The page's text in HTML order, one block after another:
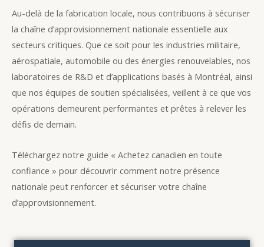
Au-delà de la fabrication locale, nous contribuons à sécuriser
la chaîne d’approvisionnement nationale essentielle aux
secteurs critiques. Que ce soit pour les industries militaire,
aérospatiale, automobile ou des énergies renouvelables, nos
laboratoires de R&D et d’applications basés à Montréal, ainsi
que nos équipes de soutien spécialisées, veillent à ce que vos
opérations demeurent performantes et prêtes à relever les
défis de demain.
Téléchargez notre guide « Achetez canadien en toute
confiance » pour découvrir comment notre présence
nationale peut renforcer et sécuriser votre chaîne
d’approvisionnement.